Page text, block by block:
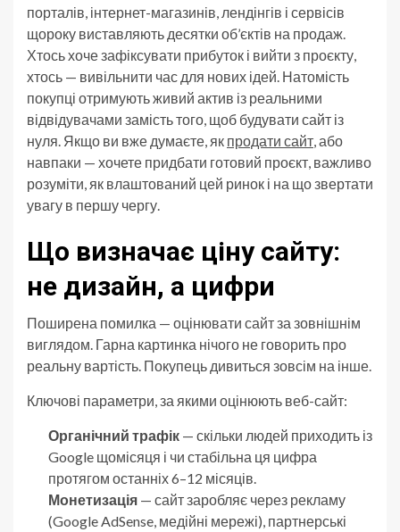
порталів, інтернет-магазинів, лендінгів і сервісів
щороку виставляють десятки об’єктів на продаж.
Хтось хоче зафіксувати прибуток і вийти з проєкту,
хтось — вивільнити час для нових ідей. Натомість
покупці отримують живий актив із реальними
відвідувачами замість того, щоб будувати сайт із
нуля. Якщо ви вже думаєте, як продати сайт , або
навпаки — хочете придбати готовий проєкт, важливо
розуміти, як влаштований цей ринок і на що звертати
увагу в першу чергу.
Що визначає ціну сайту:
не дизайн, а цифри
Поширена помилка — оцінювати сайт за зовнішнім
виглядом. Гарна картинка нічого не говорить про
реальну вартість. Покупець дивиться зовсім на інше.
Ключові параметри, за якими оцінюють веб-сайт:
Органічний трафік — скільки людей приходить із
Google щомісяця і чи стабільна ця цифра
протягом останніх 6–12 місяців.
Монетизація — сайт заробляє через рекламу
(Google AdSense, медійні мережі), партнерські